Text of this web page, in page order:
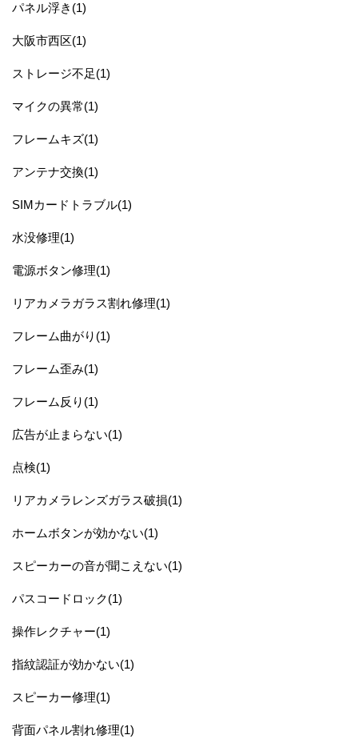
パネル浮き(1)
大阪市西区(1)
ストレージ不足(1)
マイクの異常(1)
フレームキズ(1)
アンテナ交換(1)
SIMカードトラブル(1)
水没修理(1)
電源ボタン修理(1)
リアカメラガラス割れ修理(1)
フレーム曲がり(1)
フレーム歪み(1)
フレーム反り(1)
広告が止まらない(1)
点検(1)
リアカメラレンズガラス破損(1)
ホームボタンが効かない(1)
スピーカーの音が聞こえない(1)
パスコードロック(1)
操作レクチャー(1)
指紋認証が効かない(1)
スピーカー修理(1)
背面パネル割れ修理(1)